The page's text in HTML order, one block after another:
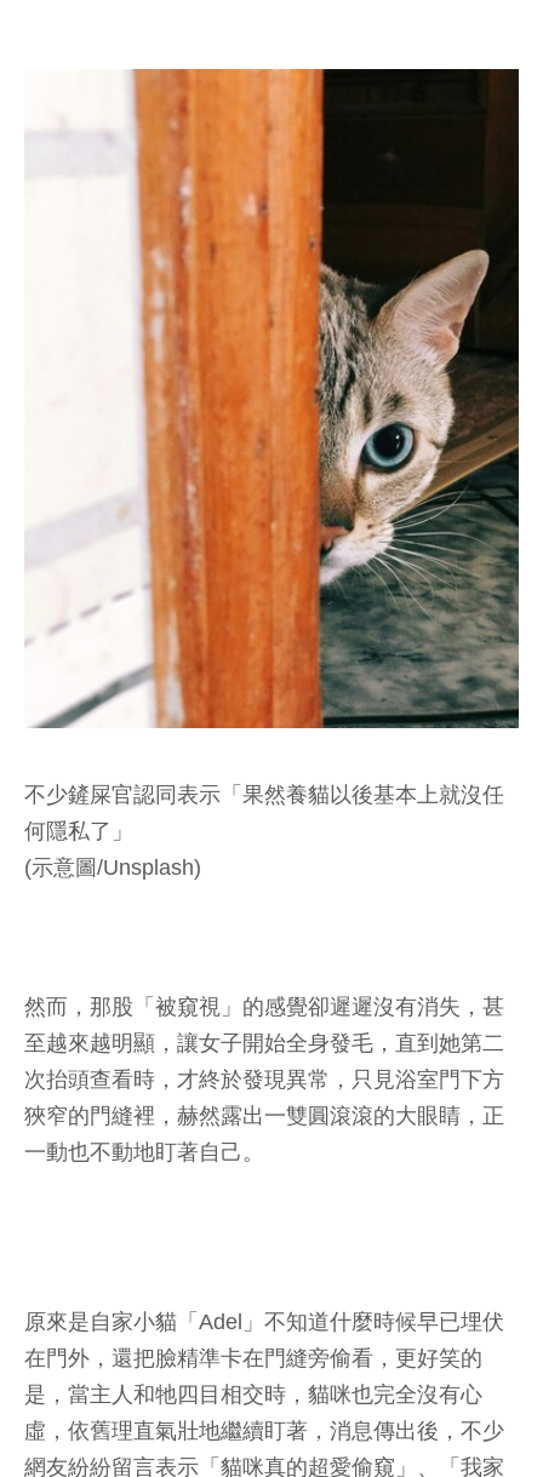
不少鏟屎官認同表示「果然養貓以後基本上就沒任
何隱私了」
(示意圖/Unsplash)
然而，那股「被窺視」的感覺卻遲遲沒有消失，甚
至越來越明顯，讓女子開始全身發毛，直到她第二
次抬頭查看時，才終於發現異常，只見浴室門下方
狹窄的門縫裡，赫然露出一雙圓滾滾的大眼睛，正
一動也不動地盯著自己。
原來是自家小貓「Adel」不知道什麼時候早已埋伏
在門外，還把臉精準卡在門縫旁偷看，更好笑的
是，當主人和牠四目相交時，貓咪也完全沒有心
虛，依舊理直氣壯地繼續盯著，消息傳出後，不少
網友紛紛留言表示「貓咪真的超愛偷窺」、「我家